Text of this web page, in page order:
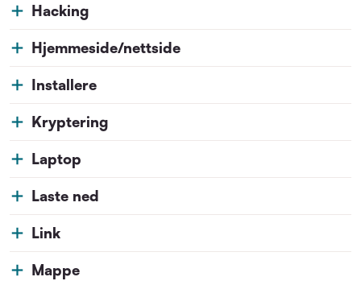
Hacking
Hjemmeside/nettside
https://www.pensjonistforbundet.no
Installere
Kryptering
Laptop
Laste ned
Link
Mappe